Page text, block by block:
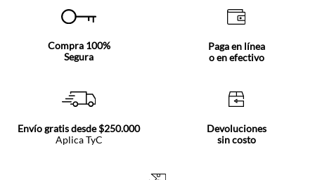
Compra 100%
Segura
Paga en línea
o en efectivo
Envío gratis desde $250.000
Aplica TyC
Devoluciones
sin costo